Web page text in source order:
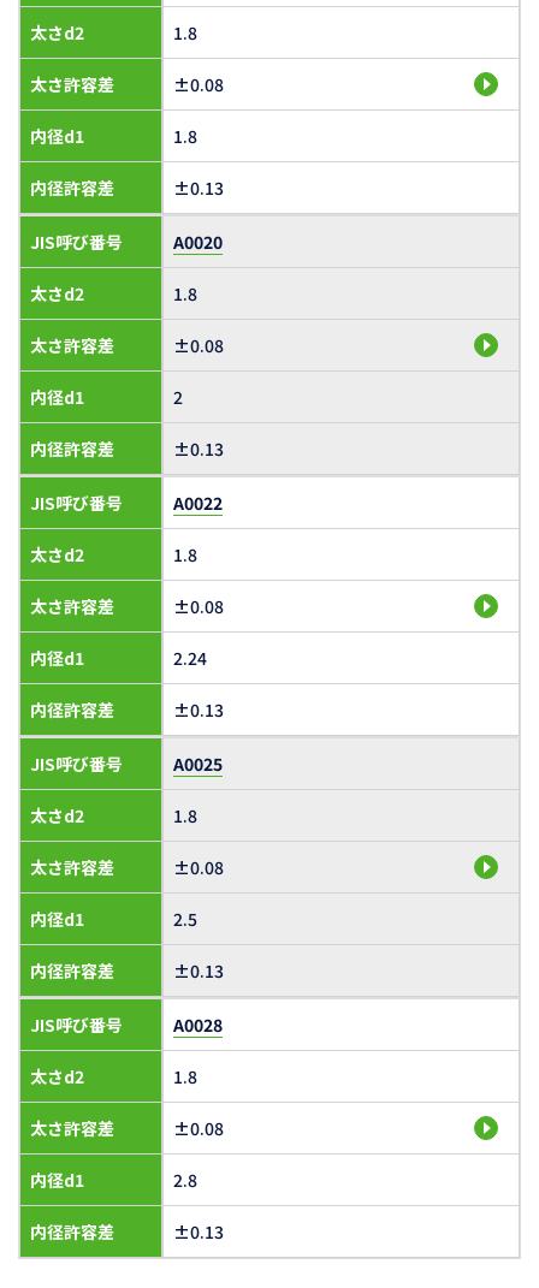
太さd2
太さ許容差
内径d1
内径許容差
1.8
±0.08
1.8
±0.13
JIS呼び番号
太さd2
太さ許容差
内径d1
内径許容差
A0020
1.8
±0.08
2
±0.13
JIS呼び番号
太さd2
太さ許容差
内径d1
内径許容差
A0022
1.8
±0.08
2.24
±0.13
JIS呼び番号
太さd2
太さ許容差
内径d1
内径許容差
A0025
1.8
±0.08
2.5
±0.13
JIS呼び番号
太さd2
太さ許容差
内径d1
内径許容差
A0028
1.8
±0.08
2.8
±0.13